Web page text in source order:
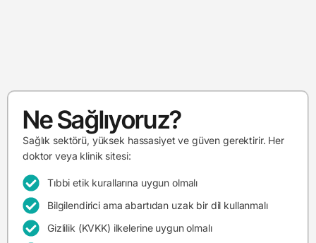
Ne Sağlıyoruz?
Sağlık sektörü, yüksek hassasiyet ve güven gerektirir. Her
doktor veya klinik sitesi:
Tıbbi etik kurallarına uygun olmalı
Bilgilendirici ama abartıdan uzak bir dil kullanmalı
Gizlilik (KVKK) ilkelerine uygun olmalı